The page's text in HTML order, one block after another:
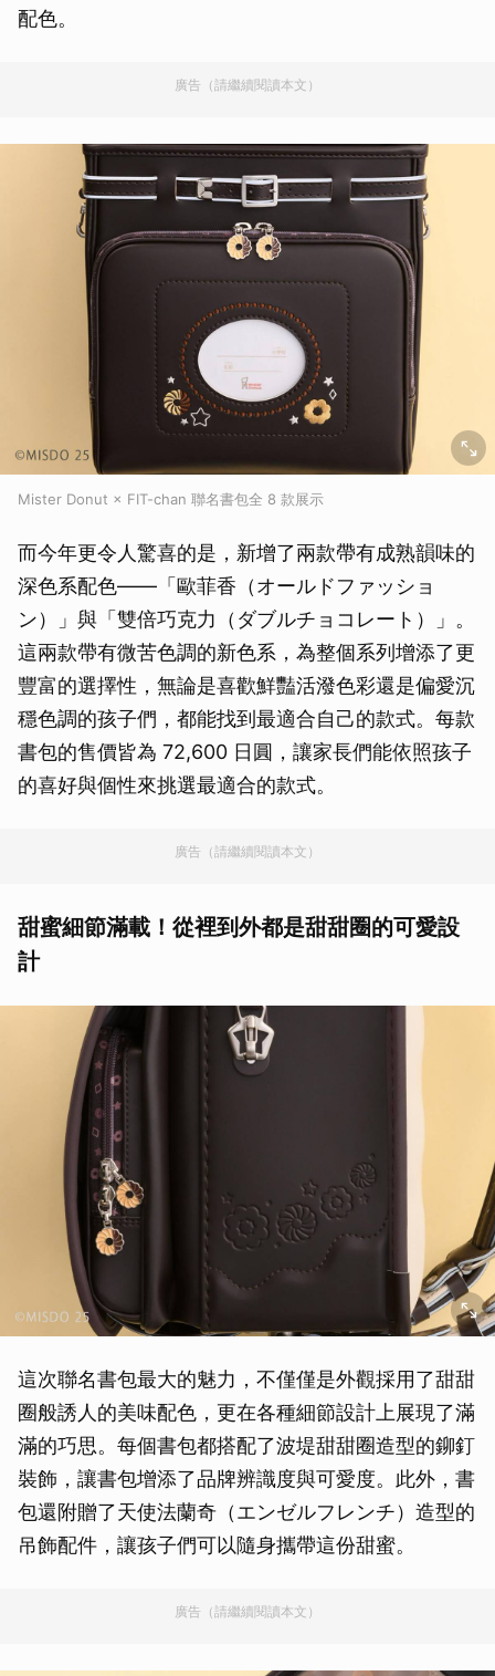
配色。
廣告（請繼續閱讀本文）
Mister Donut × FIT-chan 聯名書包全 8 款展示
而今年更令人驚喜的是，新增了兩款帶有成熟韻味的
深色系配色——「歐菲香（オールドファッショ
ン）」與「雙倍巧克力（ダブルチョコレート）」。
這兩款帶有微苦色調的新色系，為整個系列增添了更
豐富的選擇性，無論是喜歡鮮豔活潑色彩還是偏愛沉
穩色調的孩子們，都能找到最適合自己的款式。每款
書包的售價皆為 72,600 日圓，讓家長們能依照孩子
的喜好與個性來挑選最適合的款式。
廣告（請繼續閱讀本文）
甜蜜細節滿載！從裡到外都是甜甜圈的可愛設
計
這次聯名書包最大的魅力，不僅僅是外觀採用了甜甜
圈般誘人的美味配色，更在各種細節設計上展現了滿
滿的巧思。每個書包都搭配了波堤甜甜圈造型的鉚釘
裝飾，讓書包增添了品牌辨識度與可愛度。此外，書
包還附贈了天使法蘭奇（エンゼルフレンチ）造型的
吊飾配件，讓孩子們可以隨身攜帶這份甜蜜。
廣告（請繼續閱讀本文）